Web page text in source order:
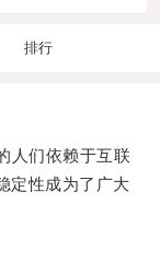
排行
们依赖于互联
定性成为了广大